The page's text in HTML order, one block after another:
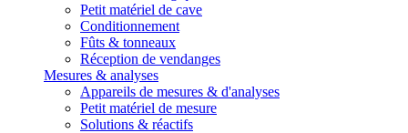
Petit matériel de cave
Conditionnement
Fûts & tonneaux
Réception de vendanges
Mesures & analyses
Appareils de mesures & d'analyses
Petit matériel de mesure
Solutions & réactifs